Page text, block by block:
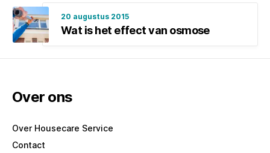
20 augustus 2015
Wat is het effect van osmose
Over ons
Over Housecare Service
Contact